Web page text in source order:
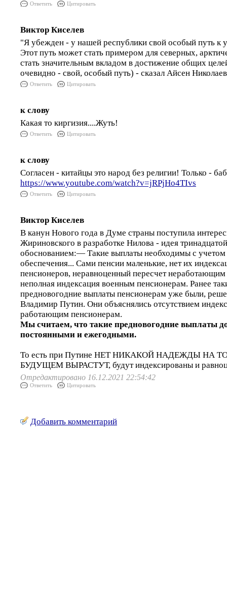
Ответить Цитировать
Виктор Киселев
"Я убежден - у нашей республики свой особый путь к
Этот путь может стать примером для северных,
стать значительным вкладом в достижение общих
очевидно - свой, особый путь) - сказал Айсен
Ответить Цитировать
к слову
Какая то киргизия....Жуть!
Ответить Цитировать
к слову
Согласен - китайцы это народ без религии! Только -
https://www.youtube.com/watch?v=jRPjHo4TIvs
Ответить Цитировать
Виктор Киселев
В канун Нового года в Думе страны поступила
Жириновского в разработке Нилова - идея
обоснованием:— Такие выплаты необходимы с учетом
обеспечения... Сами пенсии маленькие, нет их
пенсионеров, неравноценный пересчет
неполная индексация военным пенсионерам. Ранее
предновогодние выплаты пенсионерам уже были,
Владимир Путин. Они объяснялись отсутствием
работающим пенсионерам.
Мы считаем, что такие предновогодние выплаты
постоянными и ежегодными.
То есть при Путине НЕТ НИКАКОЙ НАДЕЖДЫ НА
БУДУЩЕМ ВЫРАСТУТ, будут индексированы и
Отредактировано 16.12.2021 22:54:42
Ответить Цитировать
Добавить комментарий